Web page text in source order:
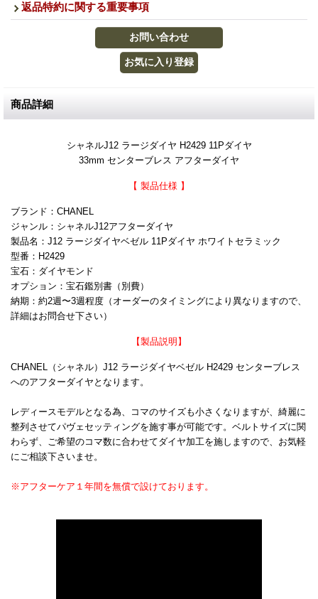
返品特約に関する重要事項
商品詳細
シャネルJ12 ラージダイヤ H2429 11Pダイヤ
33mm センターブレス アフターダイヤ
【 製品仕様 】
ブランド：CHANEL
ジャンル：シャネルJ12アフターダイヤ
製品名：J12 ラージダイヤベゼル 11Pダイヤ ホワイトセラミック
型番：H2429
宝石：ダイヤモンド
オプション：宝石鑑別書（別費）
納期：約2週〜3週程度（オーダーのタイミングにより異なりますので、
詳細はお問合せ下さい）
【製品説明】
CHANEL（シャネル）J12 ラージダイヤベゼル H2429 センターブレス
へのアフターダイヤとなります。
レディースモデルとなる為、コマのサイズも小さくなりますが、綺麗に
整列させてパヴェセッティングを施す事が可能です。ベルトサイズに関
わらず、ご希望のコマ数に合わせてダイヤ加工を施しますので、お気軽
にご相談下さいませ。
※アフターケア１年間を無償で設けております。